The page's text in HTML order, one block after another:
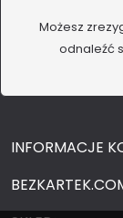
Możesz
odnaleźć
INFORMACJE